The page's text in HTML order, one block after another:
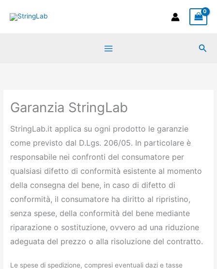
Garanzia StringLab
StringLab.it applica su ogni prodotto le garanzie
come previsto dal D.Lgs. 206/05. In particolare è
responsabile nei confronti del consumatore per
qualsiasi difetto di conformità esistente al momento
della consegna del bene, in caso di difetto di
conformità, il consumatore ha diritto al ripristino,
senza spese, della conformità del bene mediante
riparazione o sostituzione, ovvero ad una riduzione
adeguata del prezzo o alla risoluzione del contratto.
Le spese di spedizione, compresi eventuali dazi e tasse